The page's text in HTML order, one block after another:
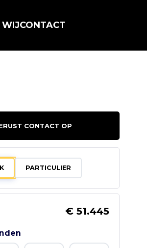
WIJCONTACT
CONTACT OP
PARTICULIER
€ 51.445